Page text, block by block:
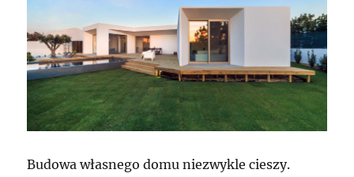
Budowa własnego domu niezwykle cieszy.